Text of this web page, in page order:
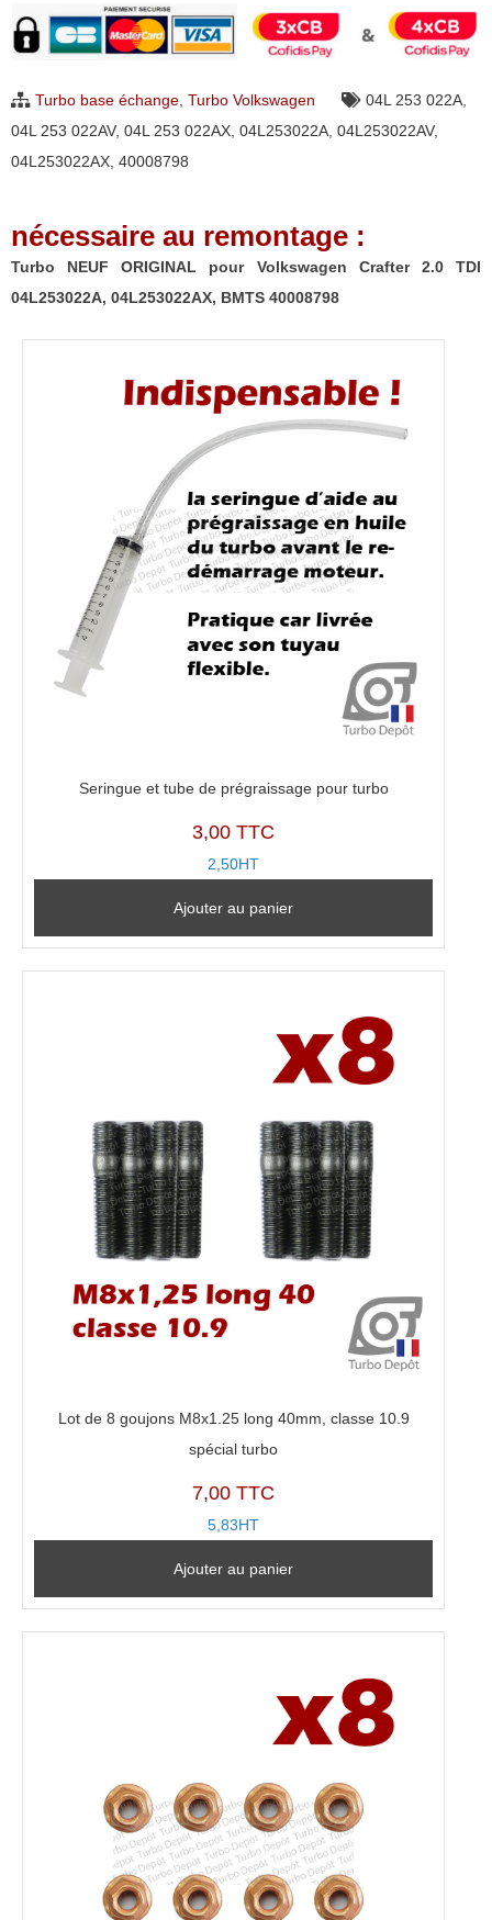
NEUF
ORIGINAL
Volkswagen
04L253022A,
04L253022AX,
BMTS
Turbo base échange, Turbo Volkswagen 04L 253 022A,
04L 253 022AV, 04L 253 022AX, 04L253022A, 04L253022AV,
04L253022AX, 40008798
nécessaire au remontage :
Turbo NEUF ORIGINAL pour Volkswagen Crafter 2.0 TDI
04L253022A, 04L253022AX, BMTS 40008798
Seringue et tube de prégraissage pour turbo
3,00 TTC
2,50HT
Ajouter au panier
Lot de 8 goujons M8x1.25 long 40mm, classe 10.9
spécial turbo
7,00 TTC
5,83HT
Ajouter au panier